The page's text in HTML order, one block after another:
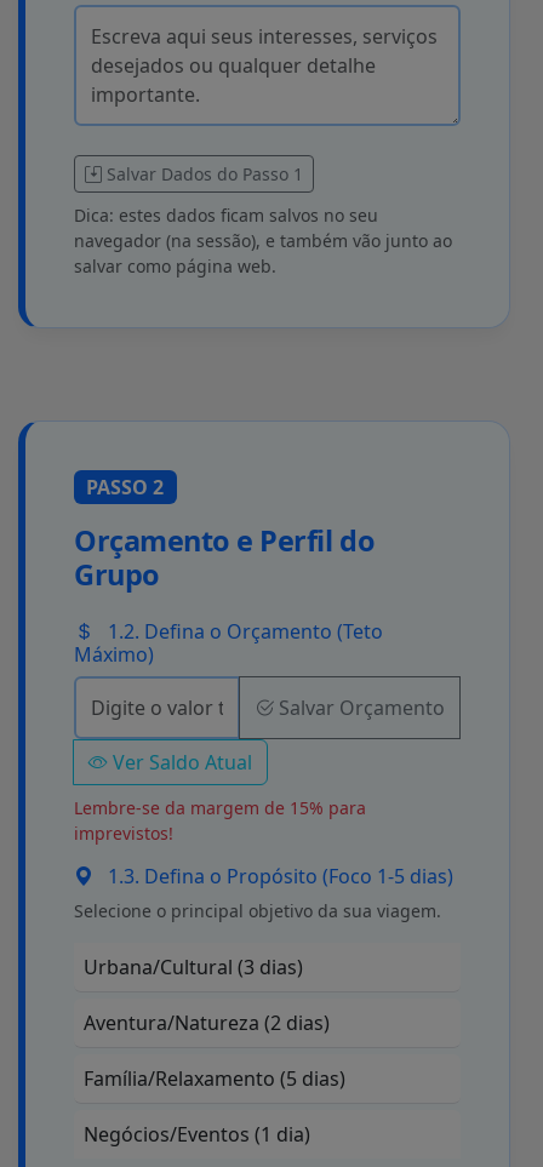
Salvar Dados do Passo 1
Dica: estes dados ficam salvos no seu
navegador (na sessão), e também vão junto ao
salvar como página web.
PASSO 2
Orçamento e Perfil do
Grupo
1.2. Defina o Orçamento (Teto
Máximo)
Salvar Orçamento
Ver Saldo Atual
Lembre-se da margem de 15% para
imprevistos!
1.3. Defina o Propósito (Foco 1-5 dias)
Selecione o principal objetivo da sua viagem.
Urbana/Cultural (3 dias)
Aventura/Natureza (2 dias)
Família/Relaxamento (5 dias)
Negócios/Eventos (1 dia)